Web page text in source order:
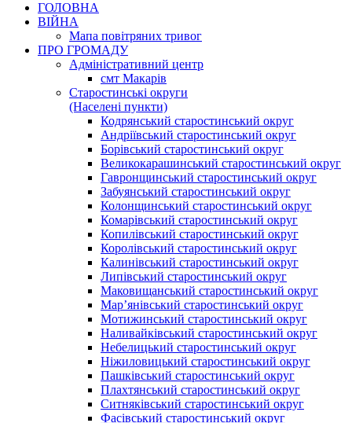
ГОЛОВНА
ВІЙНА
Мапа повітряних тривог
ПРО ГРОМАДУ
Aдміністративний центр
смт Макарів
Старостинські округи
(Населені пункти)
Кодрянський старостинський округ
Андріївський старостинський округ
Борівський старостинський округ
Великокарашинський старостинський округ
Гавронщинський старостинський округ
Забуянський старостинський округ
Колонщинський старостинський округ
Комарівський старостинський округ
Копилівський старостинський округ
Королівський старостинський округ
Калинівський старостинський округ
Липівський старостинський округ
Маковищанський старостинський округ
Мар’янівський старостинський округ
Мотижинський старостинський округ
Наливайківський старостинський округ
Небелицький старостинський округ
Ніжиловицький старостинський округ
Пашківський старостинський округ
Плахтянський старостинський округ
Ситняківський старостинський округ
Фасівський старостинський округ